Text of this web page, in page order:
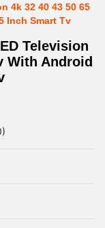
4k 32 40 43 50 65
Inch Smart Tv
Television
With Android